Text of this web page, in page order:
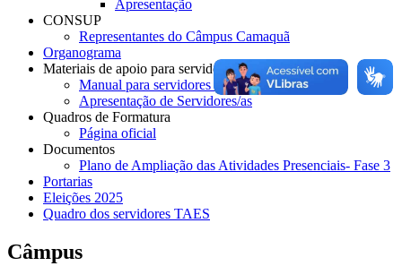
Apresentação
CONSUP
Representantes do Câmpus Camaquã
Organograma
Materiais de apoio para servidores e estudantes
Manual para servidores do IFSul- Camaquã
Apresentação de Servidores/as
Quadros de Formatura
Página oficial
Documentos
Plano de Ampliação das Atividades Presenciais- Fase 3
Portarias
Eleições 2025
Quadro dos servidores TAES
Câmpus